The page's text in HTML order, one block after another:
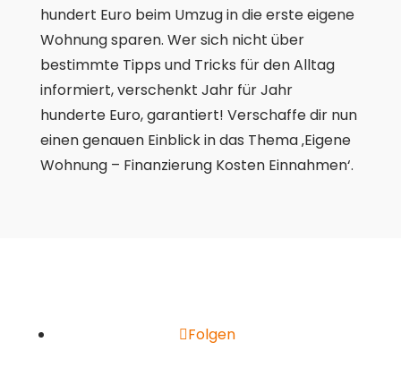
hundert Euro beim Umzug in die erste eigene
Wohnung sparen. Wer sich nicht über
bestimmte Tipps und Tricks für den Alltag
informiert, verschenkt Jahr für Jahr
hunderte Euro, garantiert! Verschaffe dir nun
einen genauen Einblick in das Thema ‚Eigene
Wohnung – Finanzierung Kosten Einnahmen‘.
Folgen